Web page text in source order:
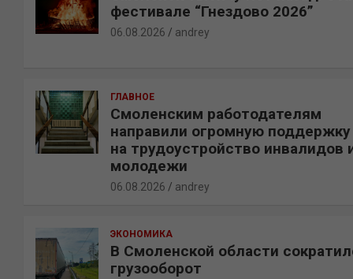
фестивале “Гнездово 2026”
06.08.2026 andrey
ГЛАВНОЕ
Смоленским работодателям
направили огромную поддержку
на трудоустройство инвалидов
молодежи
06.08.2026 andrey
ЭКОНОМИКА
В Смоленской области
грузооборот